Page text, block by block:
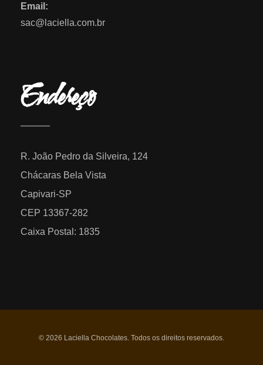
Email:
sac@laciella.com.br
Endereço
R. João Pedro da Silveira, 124
Chácaras Bela Vista
Capivari-SP
CEP 13367-282
Caixa Postal: 1835
© 2026 Laciella Chocolates. Todos os direitos reservados.